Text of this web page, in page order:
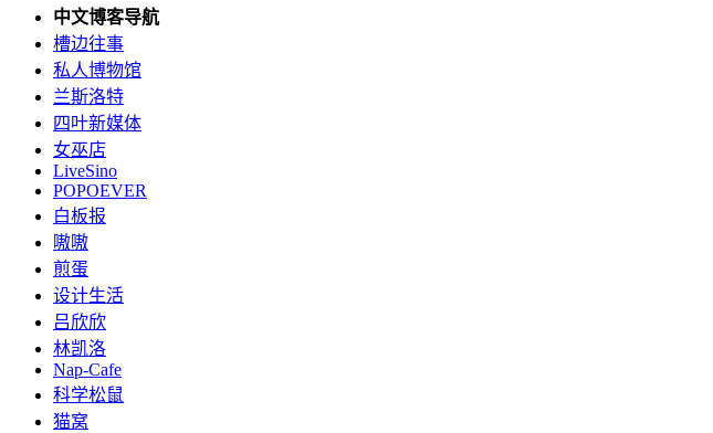
中文博客导航
槽边往事
私人博物馆
兰斯洛特
四叶新媒体
女巫店
LiveSino
POPOEVER
白板报
嗷嗷
煎蛋
设计生活
吕欣欣
林凯洛
Nap-Cafe
科学松鼠
猫窝